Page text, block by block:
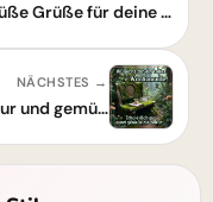
Liebevolles Wochenende: Süße Grüße für deine Liebsten
NÄCHSTES →
Wunderbares Wochenende: Natur pur und gemütliche Auszeit genießen